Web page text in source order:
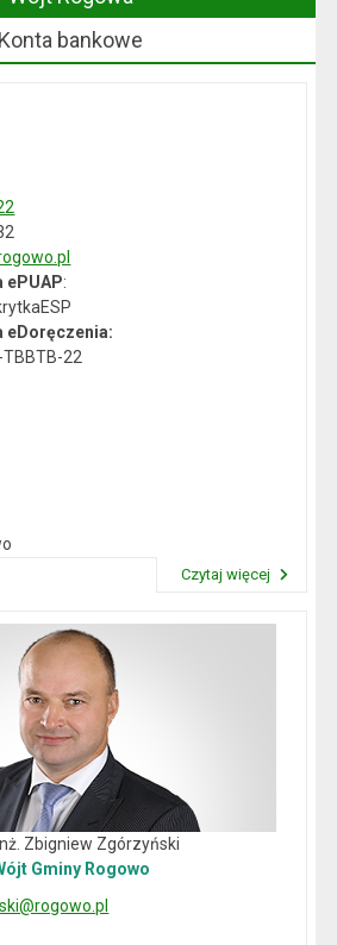
Konta bankowe
ePUAP:
eDoręczenia:
22
Czytaj więcej
Zbigniew Zgórzyński
Gminy Rogowo